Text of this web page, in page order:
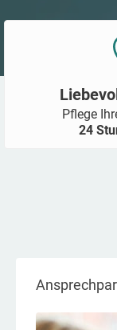
Pflege
24